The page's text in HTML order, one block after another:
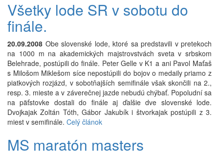
Všetky lode SR v sobotu do
finále.
20.09.2008 Obe slovenské lode, ktoré sa predstavili v pretekoch
na 1000 m na akademických majstrovstvách sveta v srbskom
Belehrade, postúpili do finále. Peter Gelle v K1 a ani Pavol Maťaš
s Milošom Miklešom síce nepostúpili do bojov o medaily priamo z
piatkových rozjázd, v sobotňajších semifinále však skončili na 2.,
resp. 3. mieste a v záverečnej jazde nebudú chýbať. Popoludní sa
na päťstovke dostali do finále aj ďalšie dve slovenské lode.
Dvojkajak Zoltán Tóth, Gábor Jakubík i štvorkajak postúpili z 3.
miest v semifinále. Celý článok
MS maratón masters